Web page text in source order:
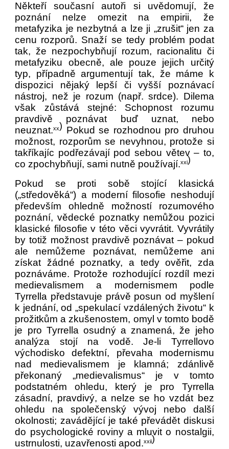
Někteří současní autoři si uvědomují, že
poznání nelze omezit na empirii, že
metafyzika je nezbytná a lze ji „zrušit“ jen za
cenu rozporů. Snaží se tedy problém podat
tak, že nezpochybňují rozum, racionalitu či
metafyziku obecně, ale pouze jejich určitý
typ, případně argumentují tak, že máme k
dispozici nějaký lepší či vyšší poznávací
nástroj, než je rozum (např. srdce). Dilema
však zůstává stejné: Schopnost rozumu
pravdivě poznávat buď uznat, nebo
neuznat.xx) Pokud se rozhodnou pro druhou
možnost, rozporům se nevyhnou, protože si
takříkajíc podřezávají pod sebou větev – to,
co zpochybňují, sami nutně používají.xxi)
Pokud se proti sobě stojící klasická
(„středověká“) a moderní filosofie neshodují
především ohledně možností rozumového
poznání, vědecké poznatky nemůžou pozici
klasické filosofie v této věci vyvrátit. Vyvrátily
by totiž možnost pravdivě poznávat – pokud
ale nemůžeme poznávat, nemůžeme ani
získat žádné poznatky, a tedy ověřit, zda
poznáváme. Protože rozhodující rozdíl mezi
medievalismem a modernismem podle
Tyrrella představuje právě posun od myšlení
k jednání, od „spekulací vzdálených životu“ k
prožitkům a zkušenostem, omyl v tomto bodě
je pro Tyrrella osudný a znamená, že jeho
analýza stojí na vodě. Je-li Tyrrellovo
východisko defektní, převaha modernismu
nad medievalismem je klamná; zdánlivě
překonaný „medievalismus“ je v tomto
podstatném ohledu, který je pro Tyrrella
zásadní, pravdivý, a nelze se ho vzdát bez
ohledu na společenský vývoj nebo další
okolnosti; zavádějící je také převádět diskusi
do psychologické roviny a mluvit o nostalgii,
ustrnulosti, uzavřenosti apod.xxii)